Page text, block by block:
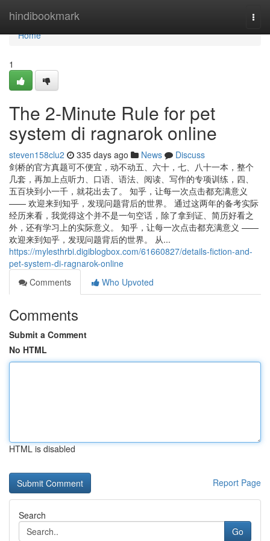
hindibookmark
Home
Home
1
The 2-Minute Rule for pet
system di ragnarok online
steven158clu2 335 days ago News
Discuss
剑桥的官方真题可不便宜，动不动五、六十，七、八十一本，整个
几套，再加上点听力、口语、语法、阅读、写作的专项训练，四、
五百块到小一千，就花出去了。 知乎，让每一次点击都充满意义
—— 欢迎来到知乎，发现问题背后的世界。 通过这两年的备考实际
经历来看，我觉得这个并不是一句空话，除了拿到证、简历好看之
外，还有学习上的实际意义。 知乎，让每一次点击都充满意义 ——
欢迎来到知乎，发现问题背后的世界。 从...
https://mylesthrbi.digiblogbox.com/61660827/details-fiction-and-
pet-system-di-ragnarok-online
Comments
Who Upvoted
Comments
Submit a Comment
No HTML
HTML is disabled
Report Page
Search
Go